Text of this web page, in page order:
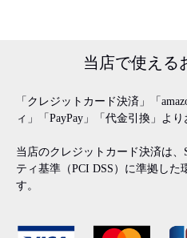
当店で使える
「クレジットカード決済」「
ィ」「PayPay」「代金引換」よ
当店のクレジットカード決済は
ティ基準（PCI DSS）に準拠した
す。